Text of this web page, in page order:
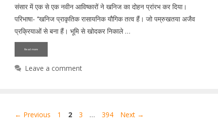
संसार में एक से एक नवीन आविष्कारों ने खनिज का दोहन प्रांरभ कर दिया।
परिभाषा- ‘‘खनिज प्राकृतिक रासायनिक यौगिक तत्व हैं। जो पम्रुखतया अजैव
प्रक्रियाओं से बना हैं। भूमि से खोदकर निकाले …
Read more
Leave a comment
← Previous Page
1 Page
2 Page
3 … Page
394 Next →